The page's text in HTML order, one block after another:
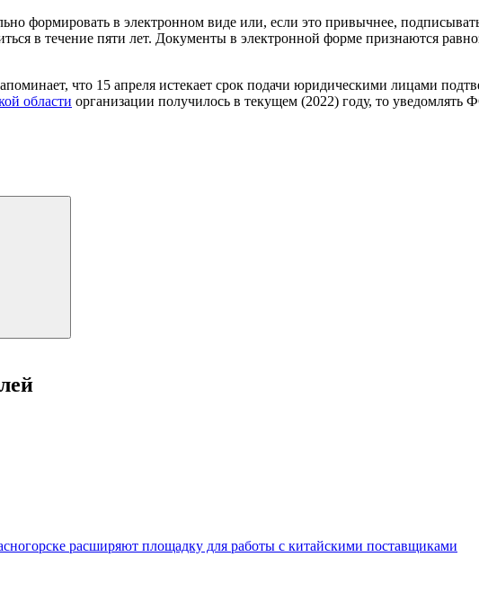
формировать в электронном виде или, если это привычнее,
в течение пяти лет. Документы в электронной форме признаются
что 15 апреля истекает срок подачи юридическими лицами
области организации получилось в текущем (2022) году, то уведомлять
расширяют площадку для работы с китайскими поставщиками